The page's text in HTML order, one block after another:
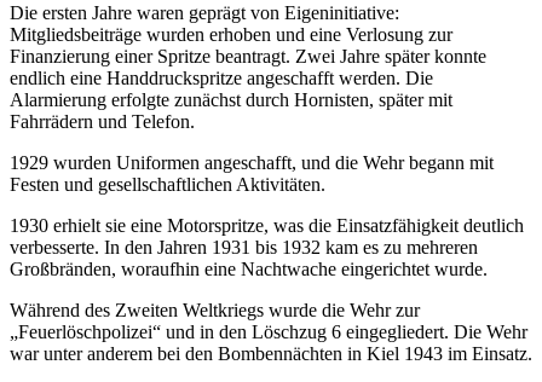
Die ersten Jahre waren geprägt von Eigeninitiative:
Mitgliedsbeiträge wurden erhoben und eine Verlosung zur
Finanzierung einer Spritze beantragt. Zwei Jahre später konnte
endlich eine Handdruckspritze angeschafft werden. Die
Alarmierung erfolgte zunächst durch Hornisten, später mit
Fahrrädern und Telefon.
1929 wurden Uniformen angeschafft, und die Wehr begann mit
Festen und gesellschaftlichen Aktivitäten.
1930 erhielt sie eine Motorspritze, was die Einsatzfähigkeit deutlich
verbesserte. In den Jahren 1931 bis 1932 kam es zu mehreren
Großbränden, woraufhin eine Nachtwache eingerichtet wurde.
Während des Zweiten Weltkriegs wurde die Wehr zur
„Feuerlöschpolizei“ und in den Löschzug 6 eingegliedert. Die Wehr
war unter anderem bei den Bombennächten in Kiel 1943 im Einsatz.